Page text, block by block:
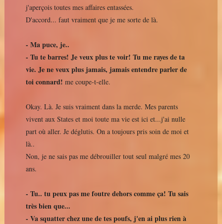
j'aperçois toutes mes affaires entassées.
D'accord... faut vraiment que je me sorte de là.
- Ma puce, je..
- Tu te barres! Je veux plus te voir! Tu me rayes de ta
vie. Je ne veux plus jamais, jamais entendre parler de
toi connard! me coupe-t-elle.
Okay. Là. Je suis vraiment dans la merde. Mes parents
vivent aux States et moi toute ma vie est ici et...j'ai nulle
part où aller. Je déglutis. On a toujours pris soin de moi et
là..
Non, je ne sais pas me débrouiller tout seul malgré mes 20
ans.
- Tu.. tu peux pas me foutre dehors comme ça! Tu sais
très bien que...
- Va squatter chez une de tes poufs, j'en ai plus rien à